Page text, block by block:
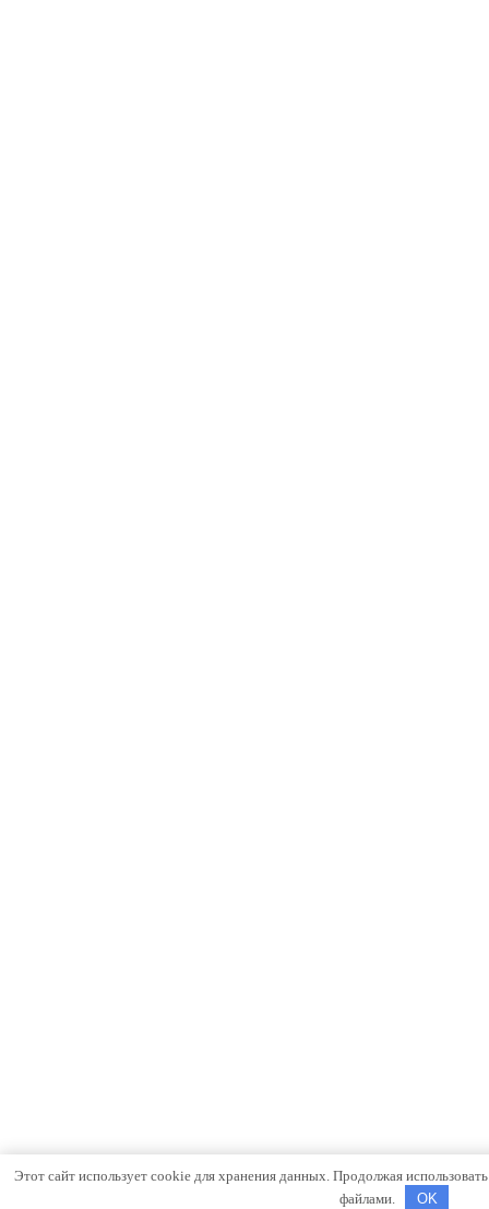
Этот сайт использует cookie для хранения данных. Продолжая
файлами.
OK